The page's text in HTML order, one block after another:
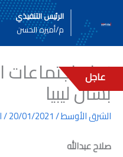
المحتوى
الرئيس التنفيذي
م/أميره الحسن
عاجل
نجاح اجتماعات
بشأن ليبيا
الشرق الأوسط/
20/01/2021
/
صلاح عبدالله